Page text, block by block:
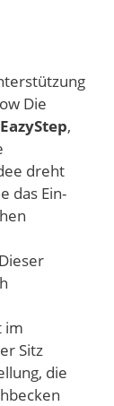
Die
EazyStep,
dreht
das Ein-
im
Sitz
die